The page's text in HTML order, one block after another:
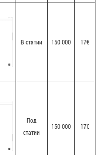
В статии 150 000 17€
Под
статии
150 000 17€